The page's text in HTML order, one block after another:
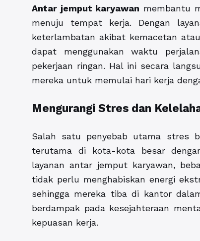
Antar jemput karyawan membantu
menuju tempat kerja. Dengan
keterlambatan akibat kemacetan
dapat menggunakan waktu
pekerjaan ringan. Hal ini secara
mereka untuk memulai hari kerja
Mengurangi Stres dan
Salah satu penyebab utama stres
terutama di kota-kota besar
layanan antar jemput karyawan,
tidak perlu menghabiskan energi
sehingga mereka tiba di kantor
berdampak pada kesejahteraan
kepuasan kerja.